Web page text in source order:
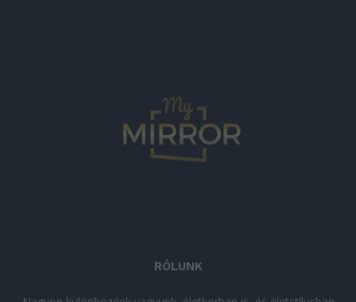
RÓLUNK